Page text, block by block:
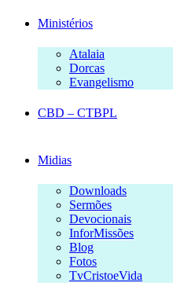
Ministérios
Atalaia
Dorcas
Evangelismo
CBD – CTBPL
Midias
Downloads
Sermões
Devocionais
InforMissões
Blog
Fotos
TvCristoeVida